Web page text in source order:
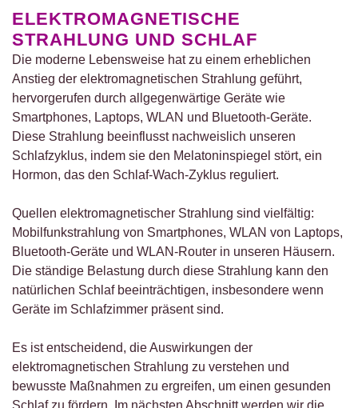
ELEKTROMAGNETISCHE
STRAHLUNG UND SCHLAF
Die moderne Lebensweise hat zu einem erheblichen
Anstieg der elektromagnetischen Strahlung geführt,
hervorgerufen durch allgegenwärtige Geräte wie
Smartphones, Laptops, WLAN und Bluetooth-Geräte.
Diese Strahlung beeinflusst nachweislich unseren
Schlafzyklus, indem sie den Melatoninspiegel stört, ein
Hormon, das den Schlaf-Wach-Zyklus reguliert.
Quellen elektromagnetischer Strahlung sind vielfältig:
Mobilfunkstrahlung von Smartphones, WLAN von Laptops,
Bluetooth-Geräte und WLAN-Router in unseren Häusern.
Die ständige Belastung durch diese Strahlung kann den
natürlichen Schlaf beeinträchtigen, insbesondere wenn
Geräte im Schlafzimmer präsent sind.
Es ist entscheidend, die Auswirkungen der
elektromagnetischen Strahlung zu verstehen und
bewusste Maßnahmen zu ergreifen, um einen gesunden